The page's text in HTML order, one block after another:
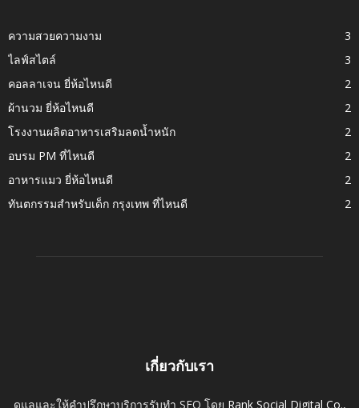
ความสวยความงาม
3
ไลฟ์สไตล์
3
คอลลาเจน ยี่ห้อไหนดี
2
ผ้านวม ยี่ห้อไหนดี
2
โรงงานผลิตอาหารเสริมลดน้ำหนัก
2
อบรม PM ที่ไหนดี
2
อาหารแมว ยี่ห้อไหนดี
2
ทันตกรรมสำหรับเด็ก กรุงเทพ ที่ไหนดี
2
เกี่ยวกับเรา
ดูแลและให้คำปรึกษาบริการรับทำ SEO โดย Rank Social Digital Co.,